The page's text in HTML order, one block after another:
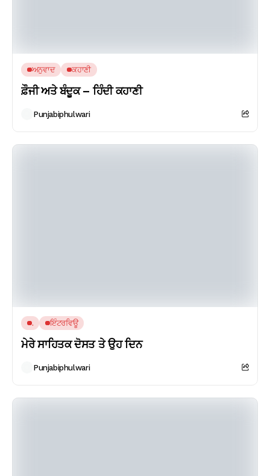
ਅਨੁਵਾਦ ਕਹਾਣੀ
ਫ਼ੌਜੀ ਅਤੇ ਬੰਦੂਕ – ਹਿੰਦੀ ਕਹਾਣੀ
Punjabiphulwari
. ਇੰਟਰਵਿਊ
ਮੇਰੇ ਸਾਹਿਤਕ ਦੋਸਤ ਤੇ ਉਹ ਦਿਨ
Punjabiphulwari